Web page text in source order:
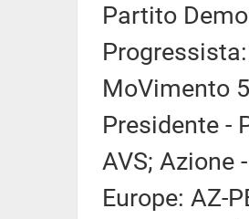
Partito
MoVimento
Presidente -
AVS; Azione
Europe: AZ-